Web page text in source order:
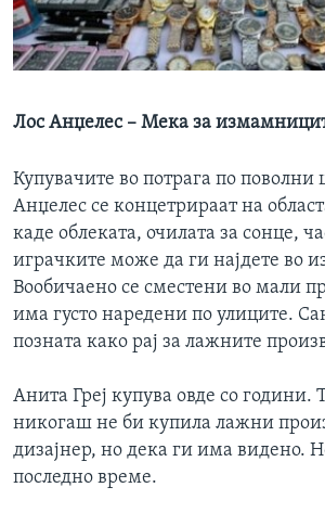
ИНТЕРВЈУА
Јазици
Лос Анџелес – Мека за
Купувачите во потрага по поволни
Анџелес се концетрираат на
каде облеката, очилата за сонце,
играчките може да ги најдете во
Вообичаено се сместени во мали
има густо наредени по улиците.
позната како рај за лажните
Анита Греј купува овде со години.
никогаш не би купила лажни
дизајнер, но дека ги има видено.
последно време.